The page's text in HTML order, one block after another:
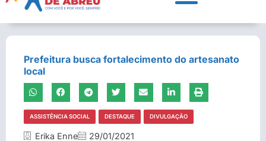
Prefeitura busca fortalecimento do artesanato
local
ASSISTÊNCIA SOCIAL DESTAQUE DIVULGAÇÃO
Erika Enne 29/01/2021